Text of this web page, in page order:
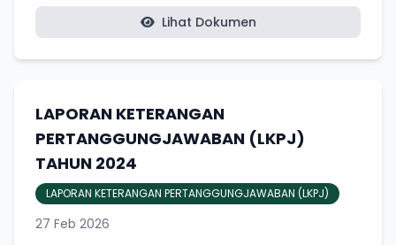
Lihat Dokumen
LAPORAN KETERANGAN
PERTANGGUNGJAWABAN (LKPJ)
TAHUN 2024
LAPORAN KETERANGAN PERTANGGUNGJAWABAN (LKPJ)
27 Feb 2026